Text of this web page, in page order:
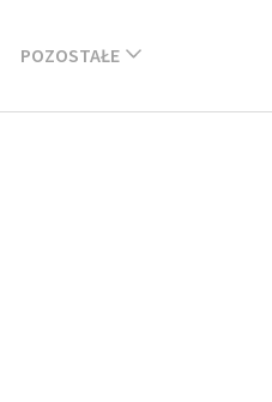
POZOSTAŁE